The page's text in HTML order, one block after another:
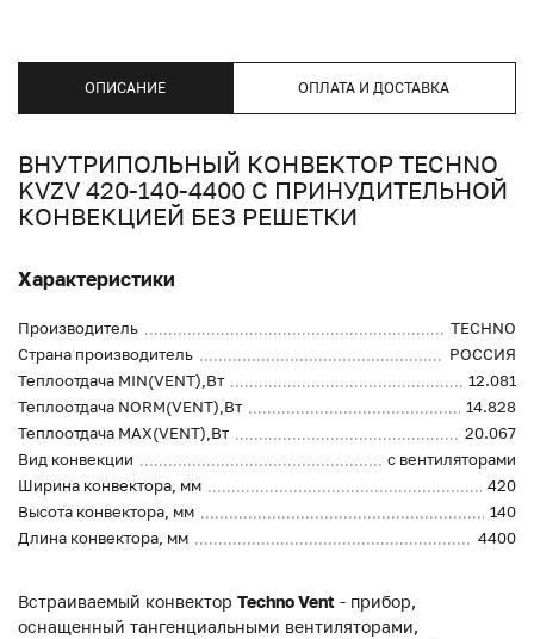
ОПИСАНИЕ ОПЛАТА И ДОСТАВКА
ВНУТРИПОЛЬНЫЙ КОНВЕКТОР TECHNO
KVZV 420-140-4400 С ПРИНУДИТЕЛЬНОЙ
КОНВЕКЦИЕЙ БЕЗ РЕШЕТКИ
Характеристики
Производитель
TECHNO
Страна производитель
РОССИЯ
Теплоотдача MIN(VENT),Вт
12.081
Теплоотдача NORM(VENT),Вт
14.828
Теплоотдача MAX(VENT),Вт
20.067
Вид конвекции
с вентиляторами
Ширина конвектора, мм
420
Высота конвектора, мм
140
Длина конвектора, мм
4400
Встраиваемый конвектор Techno Vent - прибор,
оснащенный тангенциальными вентиляторами,